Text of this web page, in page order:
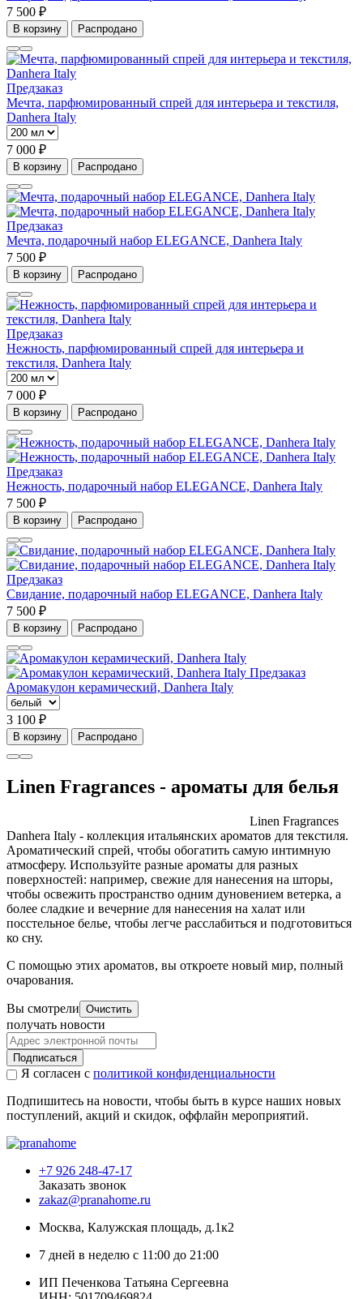
7 500 ₽
В корзину Распродано
Предзаказ
Мечта, парфюмированный спрей для интерьера и текстиля,
Danhera Italy
7 000 ₽
В корзину Распродано
Предзаказ
Мечта, подарочный набор ELEGANCE, Danhera Italy
7 500 ₽
В корзину Распродано
Предзаказ
Нежность, парфюмированный спрей для интерьера и
текстиля, Danhera Italy
7 000 ₽
В корзину Распродано
Предзаказ
Нежность, подарочный набор ELEGANCE, Danhera Italy
7 500 ₽
В корзину Распродано
Предзаказ
Свидание, подарочный набор ELEGANCE, Danhera Italy
7 500 ₽
В корзину Распродано
Предзаказ
Аромакулон керамический, Danhera Italy
3 100 ₽
В корзину Распродано
Linen Fragrances - ароматы для белья
Linen Fragrances
Danhera Italy - коллекция итальянских ароматов для текстиля.
Ароматический спрей, чтобы обогатить самую интимную
атмосферу. Используйте разные ароматы для разных
поверхностей: например, свежие для нанесения на шторы,
чтобы освежить пространство одним дуновением ветерка, а
более сладкие и вечерние для нанесения на халат или
посстельное белье, чтобы легче расслабиться и подготовиться
ко сну.
С помощью этих ароматов, вы откроете новый мир, полный
очарования.
Вы смотрели Очистить
получать новости
Подписаться
Я согласен с политикой конфиденциальности
Подпишитесь на новости, чтобы быть в курсе наших новых
поступлений, акций и скидок, оффлайн мероприятий.
+7 926 248-47-17
Заказать звонок
zakaz@pranahome.ru
Москва, Калужская площадь, д.1к2
7 дней в неделю с 11:00 до 21:00
ИП Печенкова Татьяна Сергеевна